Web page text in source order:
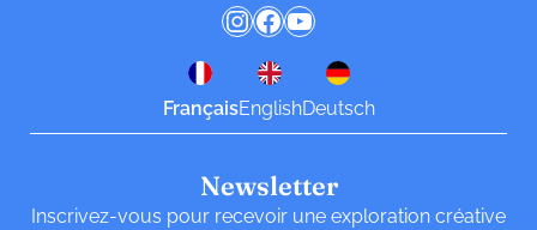
Instagram
Facebook
YouTube
FrançaisEnglishDeutsch
Newsletter
Inscrivez-vous pour recevoir une exploration créative